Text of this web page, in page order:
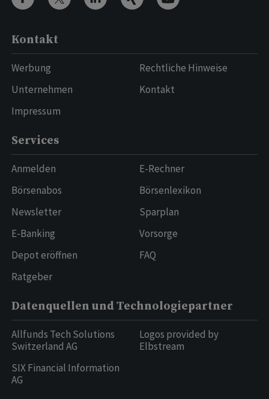
Kontakt
Werbung
Unternehmen
Impressum
Rechtliche Hinweise
Kontakt
Services
Anmelden
Börsenabos
Newsletter
E-Banking
Depot eröffnen
Ratgeber
E-Rechner
Börsenlexikon
Sparplan
Vorsorge
FAQ
Datenquellen und Technologiepartner
Allfunds Tech Solutions
Switzerland AG
SIX Financial Information
AG
Logos provided by
Elbstream